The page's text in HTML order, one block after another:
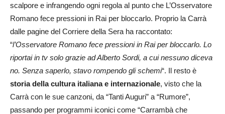
scalpore e infrangendo ogni regola al punto che L’Osservatore
Romano fece pressioni in Rai per bloccarlo. Proprio la Carrà
dalle pagine del Corriere della Sera ha raccontato:
“l’Osservatore Romano fece pressioni in Rai per bloccarlo. Lo
riportai in tv solo grazie ad Alberto Sordi, a cui nessuno diceva
no. Senza saperlo, stavo rompendo gli schemi“. Il resto è
storia della cultura italiana e internazionale, visto che la
Carrà con le sue canzoni, da “Tanti Auguri” a “Rumore”,
passando per programmi iconici come “Carrambà che